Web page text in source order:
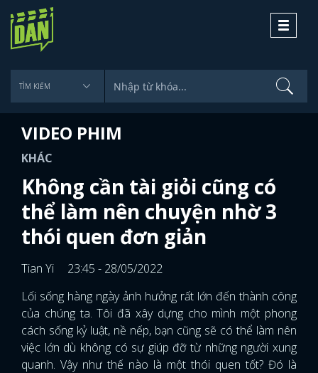
Toggle
VIDEO PHIM
KHÁC
Không cần tài giỏi cũng có
thể làm nên chuyện nhờ 3
thói quen đơn giản
Tian Yi
23:45 - 28/05/2022
Lối sống hàng ngày ảnh hưởng rất lớn đến thành công
của chúng ta. Tôi đã xây dựng cho mình một phong
cách sống kỷ luật, nề nếp, bạn cũng sẽ có thể làm nên
việc lớn dù không có sự giúp đỡ từ những người xung
quanh. Vậy như thế nào là một thói quen tốt? Đó là